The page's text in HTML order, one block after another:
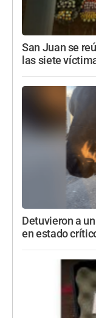
San Juan se
las siete
Detuvieron a
en estado